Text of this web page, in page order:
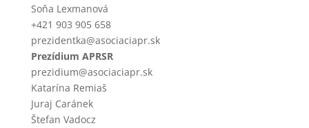
Soňa Lexmanová
+421 903 905 658
prezidentka@asociaciapr.sk
Prezídium APRSR
prezidium@asociaciapr.sk
Katarína Remiaš
Juraj Caránek
Štefan Vadocz